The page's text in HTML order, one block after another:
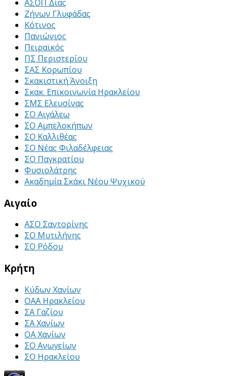
ΑΣΟΠ Δίας
Ζήνων Γλυφάδας
Κότινος
Πανιώνιος
Πειραϊκός
ΠΣ Περιστερίου
ΣΑΣ Κορωπίου
Σκακιστική Άνοιξη
Σκακ. Επικοινωνία Ηρακλείου
ΣΜΣ Ελευσίνας
ΣΟ Αιγάλεω
ΣΟ Αμπελοκήπων
ΣΟ Καλλιθέας
ΣΟ Νέας Φιλαδέλφειας
ΣΟ Παγκρατίου
Φυσιολάτρης
Ακαδημία Σκάκι Νέου Ψυχικού
Αιγαίο
ΑΣΟ Σαντορίνης
ΣΟ Μυτιλήνης
ΣΟ Ρόδου
Κρήτη
Κύδων Χανίων
ΟΑΑ Ηρακλείου
ΣΑ Γαζίου
ΣΑ Χανίων
ΟΑ Χανίων
ΣΟ Ανωγείων
ΣΟ Ηρακλείου